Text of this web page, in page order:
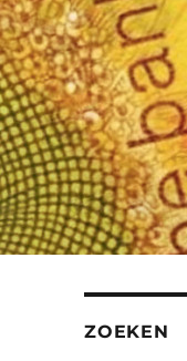
ZOEKEN